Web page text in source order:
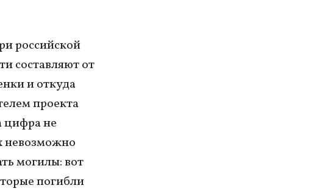
российской
составляют от
и откуда
проекта
цифра не
невозможно
могилы: вот
погибли